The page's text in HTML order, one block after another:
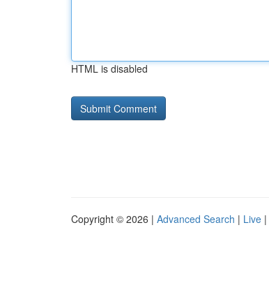
HTML is disabled
Copyright © 2026 | Advanced Search | Live |